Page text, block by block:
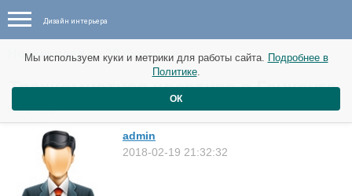
Дизайн интерьера
Новые идеи от 20 февраля
Трехкомнатная квартира в Гонконге.
Квартиры
admin
2018-02-19 21:32:32
Мы используем куки и метрики для работы сайта. Подробнее в
Политике.
ОК